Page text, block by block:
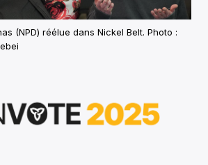
(NPD) réélue dans Nickel Belt. Photo :